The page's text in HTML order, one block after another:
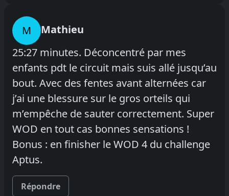
M
Mathieu
25:27 minutes. Déconcentré par mes
enfants pdt le circuit mais suis allé jusqu’au
bout. Avec des fentes avant alternées car
j’ai une blessure sur le gros orteils qui
m’empêche de sauter correctement. Super
WOD en tout cas bonnes sensations !
Bonus : en finisher le WOD 4 du challenge
Aptus.
Répondre